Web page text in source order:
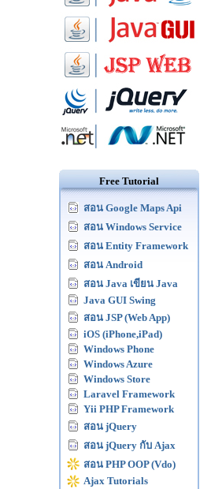
Free Tutorial
สอน Google Maps Api
สอน Windows Service
สอน Entity Framework
สอน Android
สอน Java เขียน Java
Java GUI Swing
สอน JSP (Web App)
iOS (iPhone,iPad)
Windows Phone
Windows Azure
Windows Store
Laravel Framework
Yii PHP Framework
สอน jQuery
สอน jQuery กับ Ajax
สอน PHP OOP (Vdo)
Ajax Tutorials